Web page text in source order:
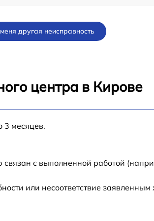
от 60 мин
от 60 мин
другая неисправность
центра в Кирове
3 месяцев.
с выполненной работой
или несоответствие